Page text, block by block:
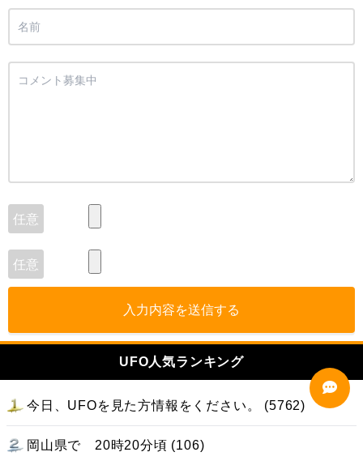
入力内容を送信する
UFO人気ランキング
今日、UFOを見た方情報をください。 (5762)
岡山県で 20時20分頃 (106)